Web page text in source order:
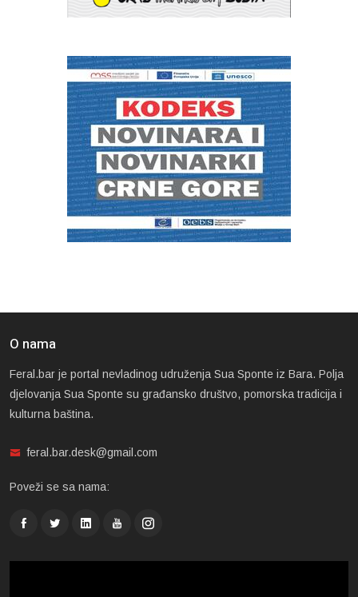
O nama
Feral.bar je portal nevladinog udruženja Sua Sponte iz Bara. Polja
djelovanja Sua Sponte su građansko društvo, pomorska tradicija i
kulturna baština.
feral.bar.desk@gmail.com
Poveži se sa nama: